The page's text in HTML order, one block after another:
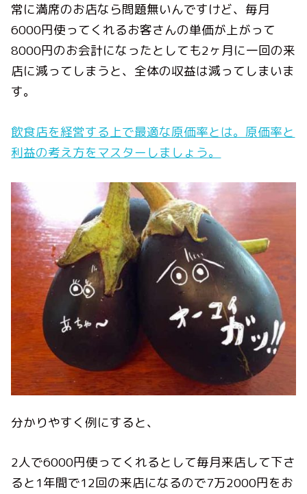
常に満席のお店なら問題無いんですけど、毎月
6000円使ってくれるお客さんの単価が上がって
8000円のお会計になったとしても2ヶ月に一回の来
店に減ってしまうと、全体の収益は減ってしまいま
す。
飲食店を経営する上で最適な原価率とは。原価率と
利益の考え方をマスターしましょう。
分かりやすく例にすると、
2人で6000円使ってくれるとして毎月来店して下さ
ると1年間で12回の来店になるので7万2000円をお